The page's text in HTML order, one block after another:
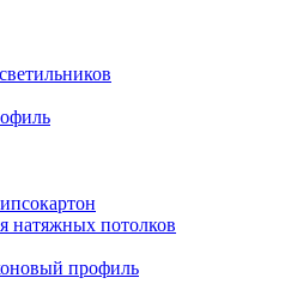
потолков
профиль